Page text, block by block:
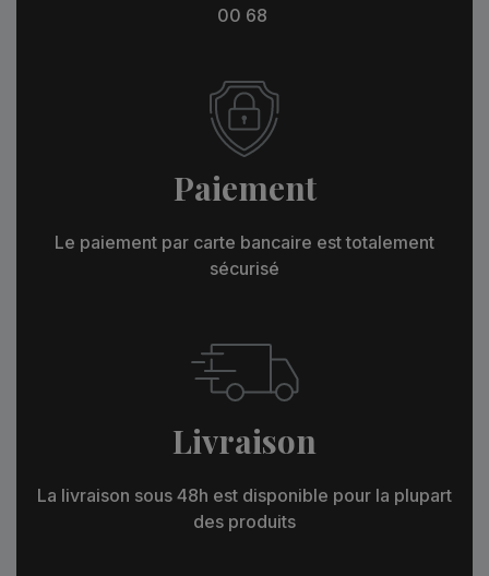
00 68
Paiement
Le paiement par carte bancaire est totalement
sécurisé
Livraison
La livraison sous 48h est disponible pour la plupart
des produits